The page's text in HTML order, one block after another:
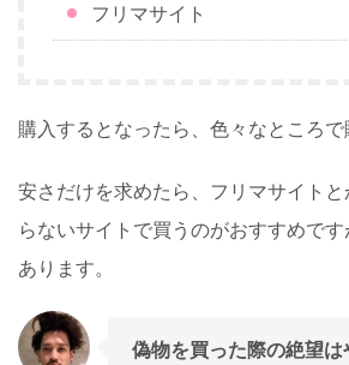
フリマサイト
購入するとなったら、色々なところで
安さだけを求めたら、フリマサイト
らないサイトで買うのがおすすめで
あります。
偽物を買った際の絶望は